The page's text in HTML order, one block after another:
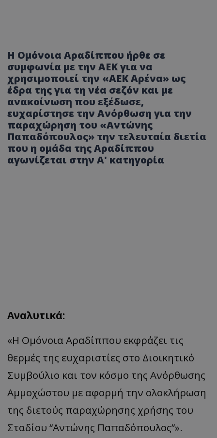
Η Ομόνοια Αραδίππου ήρθε σε
συμφωνία με την ΑΕΚ για να
χρησιμοποιεί την «ΑΕΚ Αρένα» ως
έδρα της για τη νέα σεζόν και με
ανακοίνωση που εξέδωσε,
ευχαρίστησε την Ανόρθωση για την
παραχώρηση του «Αντώνης
Παπαδόπουλος» την τελευταία διετία
που η ομάδα της Αραδίππου
αγωνίζεται στην Α' κατηγορία
Αναλυτικά:
«Η ΟμόνοιαΑραδίππου εκφράζει τις
θερμές της ευχαριστίες στο Διοικητικό
Συμβούλιο και τον κόσμο της Ανόρθωσης
Αμμοχώστου με αφορμή την ολοκλήρωση
της διετούς παραχώρησης χρήσης του
Σταδίου “Αντώνης Παπαδόπουλος”».